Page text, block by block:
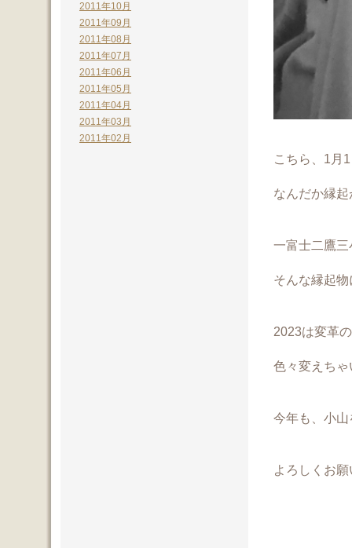
こちら、1月
なんだか縁
一富士二鷹三
そんな縁起
2023は変革
色々変えち
今年も、小
よろしくお
2011年10月
2011年09月
2011年08月
2011年07月
2011年06月
2011年05月
2011年04月
2011年03月
2011年02月